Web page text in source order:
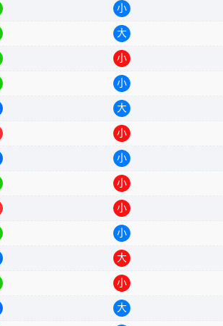
小
大
小
小
大
小
小
小
小
小
大
小
大